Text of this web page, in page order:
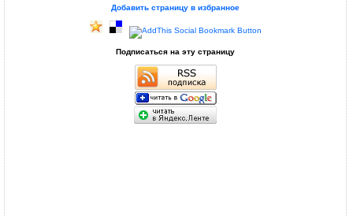
Добавить страницу в избранное
Подписаться на эту страницу